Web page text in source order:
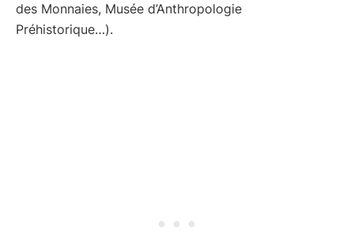
des Monnaies, Musée d’Anthropologie
Préhistorique…).